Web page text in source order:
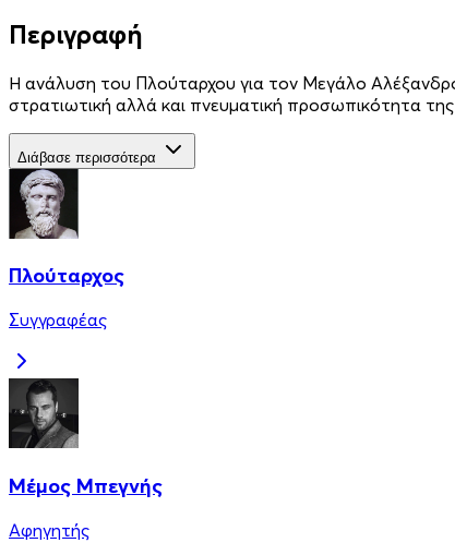
Περιγραφή
Η ανάλυση του Πλούταρχου για τον Μεγάλο
στρατιωτική αλλά και πνευματική προσωπικότητα
Διάβασε περισσότερα
Πλούταρχος
Συγγραφέας
Μέμος Μπεγνής
Αφηγητής